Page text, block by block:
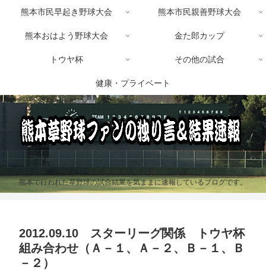
熊本で行われた草野球の試合結果を気ままに速報しているブログです。
熊本市民早起き野球大会 熊本市民親善野球大会
熊本おはよう野球大会 金た郎カップ
トウヤ杯 その他の試合
健康・プライベート
2012.09.10 スターリーグ関係 トウヤ杯
組み合わせ（Ａ－１、Ａ－２、Ｂ－１、Ｂ
－２）